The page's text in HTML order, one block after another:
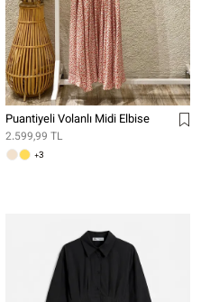
Puantiyeli Volanlı Midi Elbise
2.599,99 TL
+3